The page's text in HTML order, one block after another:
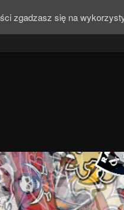
zgadzasz się na